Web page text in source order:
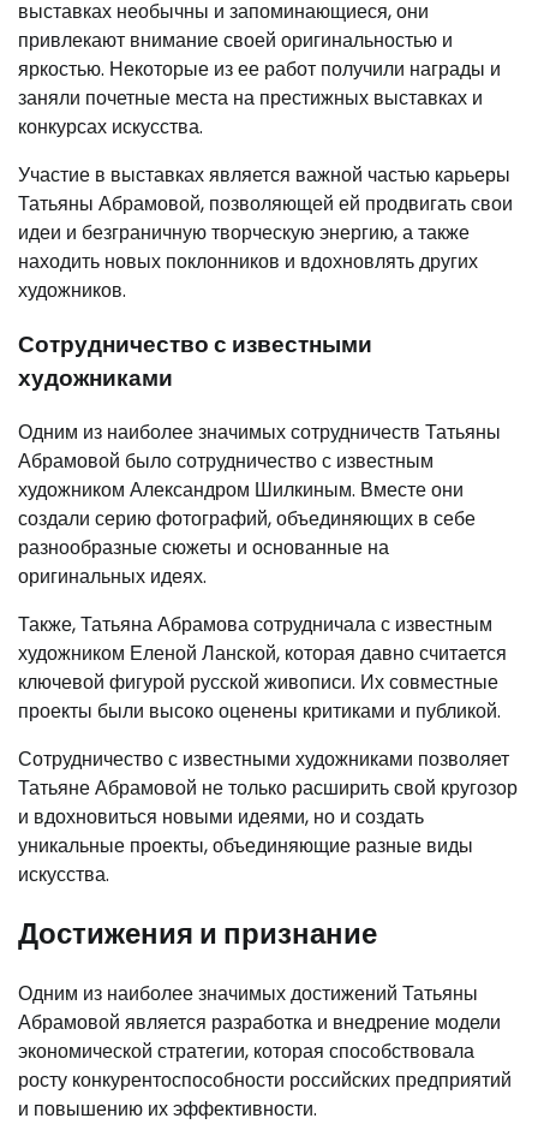
выставках необычны и запоминающиеся, они
привлекают внимание своей оригинальностью и
яркостью. Некоторые из ее работ получили награды и
заняли почетные места на престижных выставках и
конкурсах искусства.
Участие в выставках является важной частью карьеры
Татьяны Абрамовой, позволяющей ей продвигать свои
идеи и безграничную творческую энергию, а также
находить новых поклонников и вдохновлять других
художников.
Сотрудничество с известными
художниками
Одним из наиболее значимых сотрудничеств Татьяны
Абрамовой было сотрудничество с известным
художником Александром Шилкиным. Вместе они
создали серию фотографий, объединяющих в себе
разнообразные сюжеты и основанные на
оригинальных идеях.
Также, Татьяна Абрамова сотрудничала с известным
художником Еленой Ланской, которая давно считается
ключевой фигурой русской живописи. Их совместные
проекты были высоко оценены критиками и публикой.
Сотрудничество с известными художниками позволяет
Татьяне Абрамовой не только расширить свой кругозор
и вдохновиться новыми идеями, но и создать
уникальные проекты, объединяющие разные виды
искусства.
Достижения и признание
Одним из наиболее значимых достижений Татьяны
Абрамовой является разработка и внедрение модели
экономической стратегии, которая способствовала
росту конкурентоспособности российских предприятий
и повышению их эффективности.